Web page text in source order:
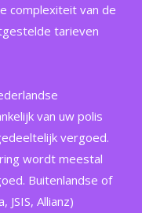
complexiteit van de
tarieven
van uw polis
vergoed.
wordt meestal
Buitenlandse of
Allianz)